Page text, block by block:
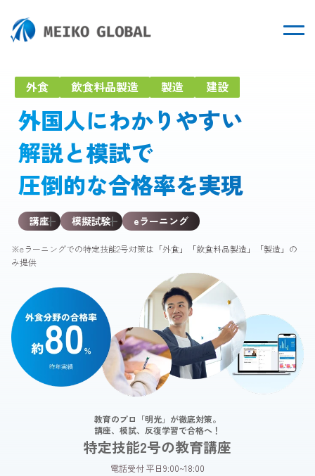
講座内容
eラーニングについて
取組事例
プラン
外食 飲食料品製造 製造 建設
外国人にわかりやすい
解説と模試で
圧倒的な合格率を実現
講座 模擬試験 eラーニング
※eラーニングでの特定技能2号対策は「外食」「飲食料品製造」「製造」の
み提供
教育のプロ「明光」が徹底対策。
講座、模試、反復学習で合格へ！
特定技能2号の教育講座
電話受付 平日9:00~18:00